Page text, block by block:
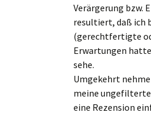
Verärgerung bzw.
resultiert, daß ich
(gerechtfertigte
Erwartungen
sehe.
Umgekehrt
meine
eine Rezension